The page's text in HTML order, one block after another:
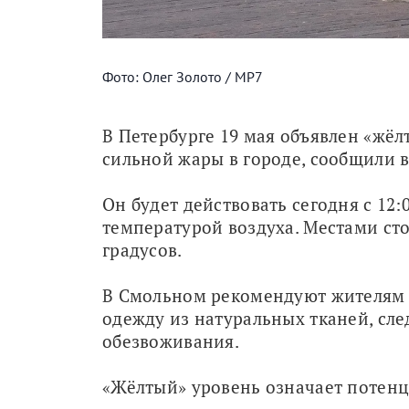
Фото: Олег Золото / МР7
В Петербурге 19 мая объявлен
сильной жары в городе, сообщили
Он будет действовать сегодня с
температурой воздуха. Местами
градусов.
В Смольном рекомендуют жителям
одежду из натуральных тканей,
обезвоживания.
«Жёлтый» уровень означает